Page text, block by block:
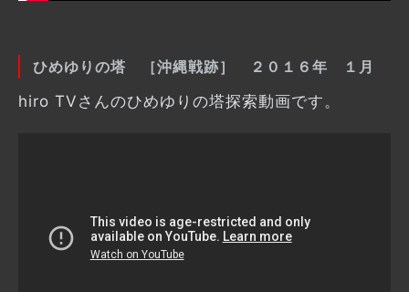
ひめゆりの塔 ［沖縄戦跡］ ２０１６年 １月
hiro TVさんのひめゆりの塔探索動画です。